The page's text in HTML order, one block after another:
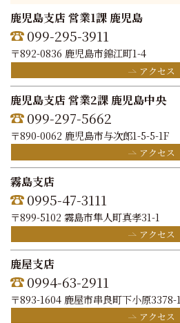
鹿児島支店 営業1課 鹿児島
099-295-3911
〒892-0836 鹿児島市錦江町1-4
アクセス
鹿児島支店 営業2課 鹿児島中央
099-297-5662
〒890-0062 鹿児島市与次郎1-5-5-1F
アクセス
霧島支店
0995-47-3111
〒899-5102 霧島市隼人町真孝31-1
アクセス
鹿屋支店
0994-63-2911
〒893-1604 鹿屋市串良町下小原3378-1
アクセス